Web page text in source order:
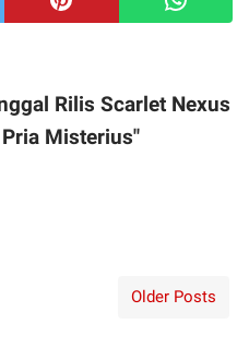
Rilis Scarlet Nexus
Misterius"
Older Posts